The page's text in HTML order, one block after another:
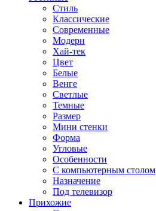
Стиль
Классические
Современные
Модерн
Хай-тек
Цвет
Белые
Венге
Светлые
Темные
Размер
Мини стенки
Форма
Угловые
Особенности
С компьютерным столом
Назначение
Под телевизор
Прихожие